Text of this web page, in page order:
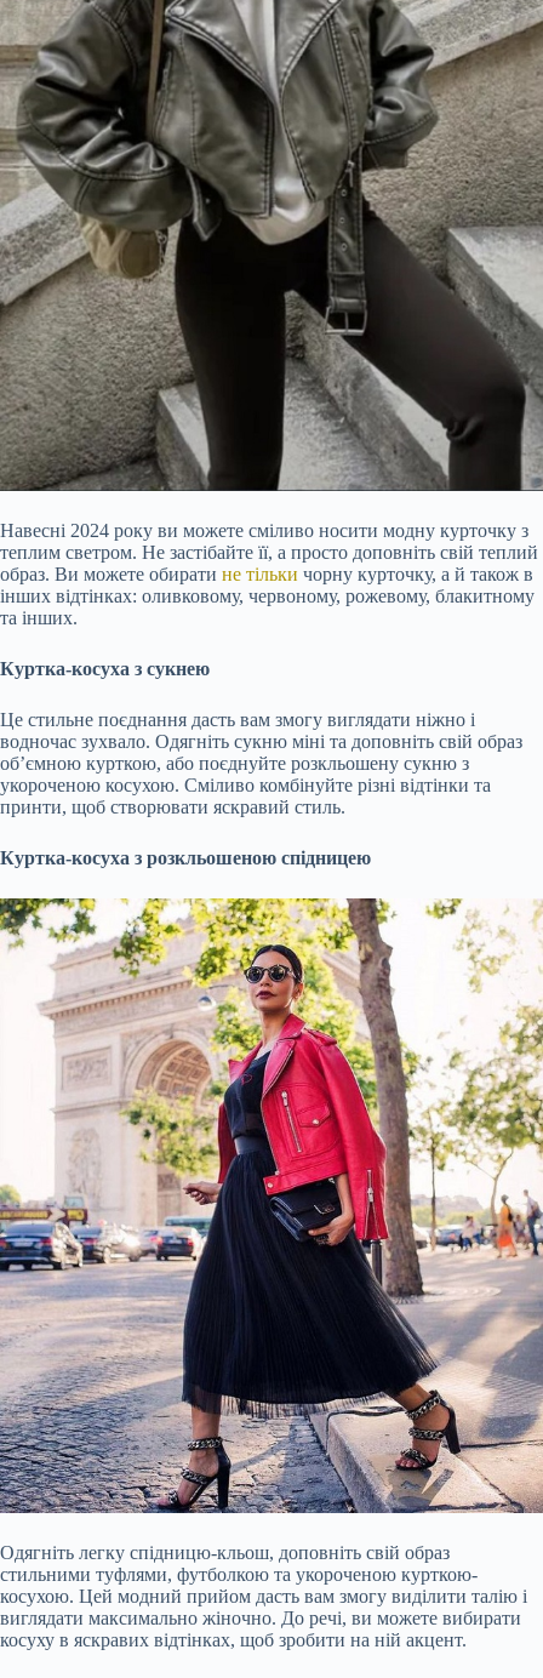
Навесні 2024 року ви можете сміливо носити модну курточку з
теплим светром. Не застібайте її, а просто доповніть свій теплий
образ. Ви можете обирати не тільки чорну курточку, а й також в
інших відтінках: оливковому, червоному, рожевому, блакитному
та інших.
Куртка-косуха з сукнею
Це стильне поєднання дасть вам змогу виглядати ніжно і
водночас зухвало. Одягніть сукню міні та доповніть свій образ
об’ємною курткою, або поєднуйте розкльошену сукню з
укороченою косухою. Сміливо комбінуйте різні відтінки та
принти, щоб створювати яскравий стиль.
Куртка-косуха з розкльошеною спідницею
Одягніть легку спідницю-кльош, доповніть свій образ
стильними туфлями, футболкою та укороченою курткою-
косухою. Цей модний прийом дасть вам змогу виділити талію і
виглядати максимально жіночно. До речі, ви можете вибирати
косуху в яскравих відтінках, щоб зробити на ній акцент.